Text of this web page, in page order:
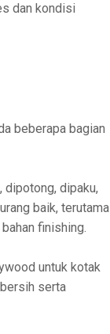
dan kondisi
beberapa bagian
dipotong, dipaku,
baik, terutama
finishing.
untuk kotak
serta